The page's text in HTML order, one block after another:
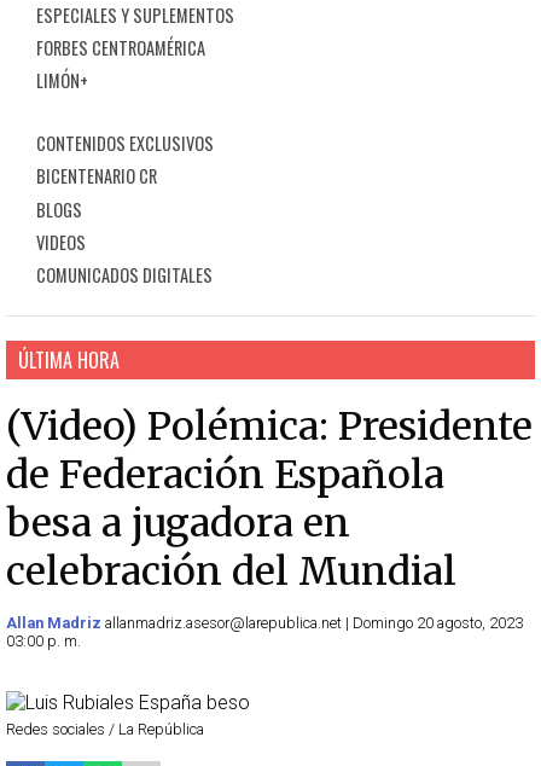
ESPECIALES Y SUPLEMENTOS
FORBES CENTROAMÉRICA
LIMÓN+
CONTENIDOS EXCLUSIVOS
BICENTENARIO CR
BLOGS
VIDEOS
COMUNICADOS DIGITALES
ÚLTIMA HORA
(Video) Polémica: Presidente
de Federación Española
besa a jugadora en
celebración del Mundial
Allan Madriz allanmadriz.asesor@larepublica.net | Domingo 20 agosto, 2023
03:00 p. m.
Redes sociales / La República